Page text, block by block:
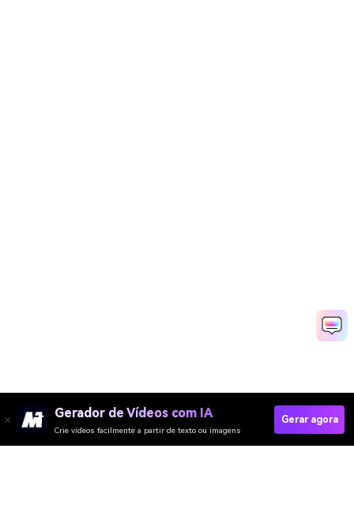
Gerador de Vídeos com IA
Crie vídeos facilmente a partir de texto ou imagens
Gerar agora